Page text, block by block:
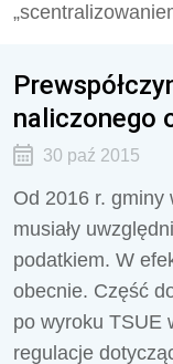
naliczonego
30 paź 2015
Od 2016 r. gminy
musiały
podatkiem. W
obecnie. Część
po wyroku TSUE
regulacje